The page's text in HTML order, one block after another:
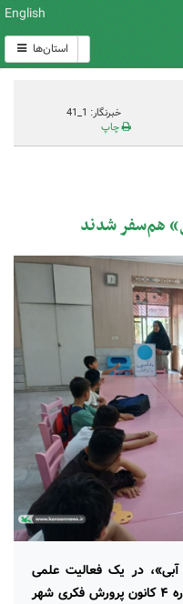
English
استان‌ها
خبرنگار: 1_41
چاپ
هم‌سفر شدند
آبی»، در یک فعالیت علمی
اعضای کودک مرکز فرهنگی هنری شماره ۴ کانون پرورش فکری شهر